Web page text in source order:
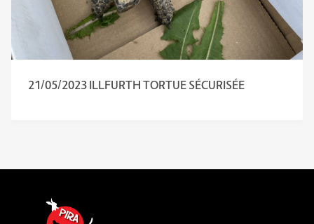
21/05/2023 ILLFURTH TORTUE SÉCURISÉE